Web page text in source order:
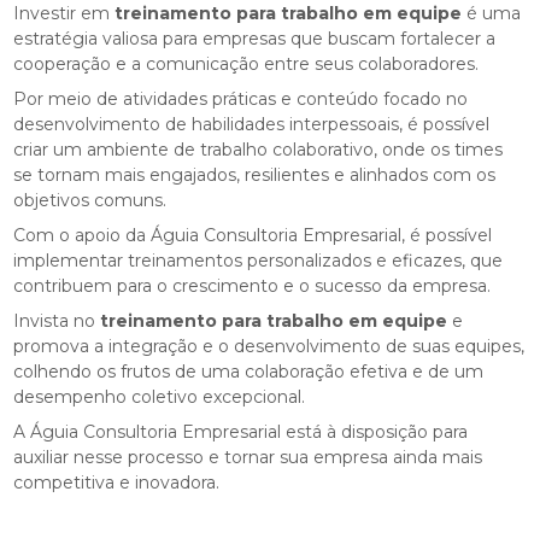
Investir emtreinamento para trabalho em equipe é uma
estratégia valiosa para empresas que buscam fortalecer a
cooperação e a comunicação entre seus colaboradores.
Por meio de atividades práticas e conteúdo focado no
desenvolvimento de habilidades interpessoais, é possível
criar um ambiente de trabalho colaborativo, onde os times
se tornam mais engajados, resilientes e alinhados com os
objetivos comuns.
Com o apoio da Águia Consultoria Empresarial, é possível
implementar treinamentos personalizados e eficazes, que
contribuem para o crescimento e o sucesso da empresa.
Invista notreinamento para trabalho em equipe e
promova a integração e o desenvolvimento de suas equipes,
colhendo os frutos de uma colaboração efetiva e de um
desempenho coletivo excepcional.
A Águia Consultoria Empresarial está à disposição para
auxiliar nesse processo e tornar sua empresa ainda mais
competitiva e inovadora.